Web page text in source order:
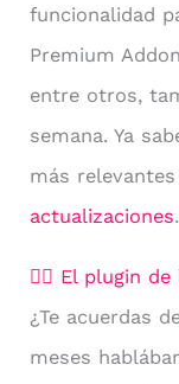
funcionalidad
Premium
entre otros,
semana. Ya
más
actualizaciones.
🧙‍♂️ El plugin
¿Te acuerdas
meses